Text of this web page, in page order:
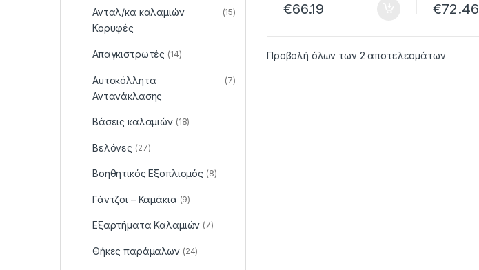
€66.19 €72.46
Προβολή όλων των 2 αποτελεσμάτων
Ανταλ/κα καλαμιών
Κορυφές
(15)
Απαγκιστρωτές (14)
Αυτοκόλλητα
Αντανάκλασης
(7)
Βάσεις καλαμιών (18)
Βελόνες (27)
Βοηθητικός Εξοπλισμός (8)
Γάντζοι – Καμάκια (9)
Εξαρτήματα Καλαμιών (7)
Θήκες παράμαλων (24)